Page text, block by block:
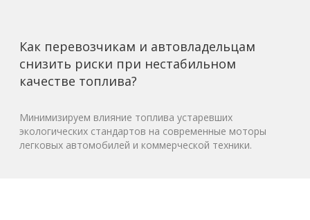
Как перевозчикам и автовладельцам
снизить риски при нестабильном
качестве топлива?
Минимизируем влияние топлива устаревших
экологических стандартов на современные моторы
легковых автомобилей и коммерческой техники.